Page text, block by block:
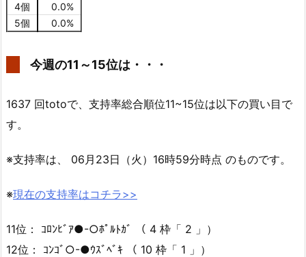
4個
0.0%
5個
0.0%
今週の11～15位は・・・
1637 回totoで、支持率総合順位11~15位は以下の買い目で
す。
※支持率は、 06月23日（火）16時59分時点 のものです。
※現在の支持率はコチラ>>
11位： ｺﾛﾝﾋﾞｱ●-○ﾎﾟﾙﾄｶﾞ （ 4 枠「 2 」）
12位： ｺﾝｺﾞ○-●ｳｽﾞﾍﾞｷ （ 10 枠「 1 」）